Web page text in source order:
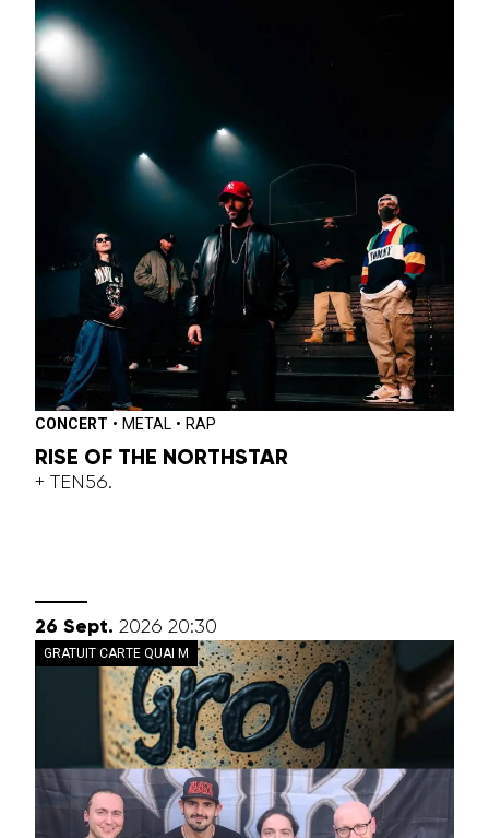
CONCERT • METAL • RAP
RISE OF THE NORTHSTAR
+ TEN56.
26 septembre
Sept. 2026 20:30
GRATUIT CARTE QUAI M